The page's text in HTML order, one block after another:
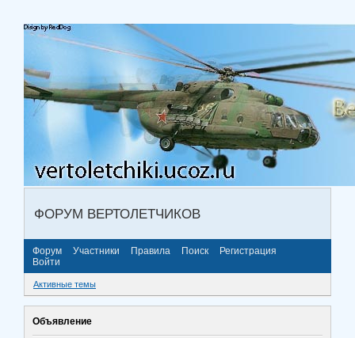
ФОРУМ ВЕРТОЛЕТЧИКОВ
Форум Участники Правила Поиск
Регистрация
Войти
Активные темы
Объявление